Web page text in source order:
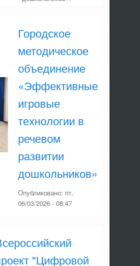
Городское
методическое
объединение
«Эффективные
игровые
технологии в
речевом
развитии
дошкольников»
Опубликовано: пт,
06/03/2026 - 08:47
"Цифровой